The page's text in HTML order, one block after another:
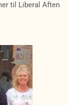
til Liberal Aften